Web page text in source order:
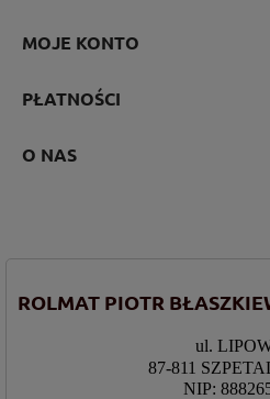
MOJE KONTO
PŁATNOŚCI
O NAS
ROLMAT PIOTR
ul.
87-811
NIP: